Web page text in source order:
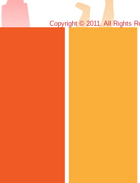
Copyright © 2011. All Rights